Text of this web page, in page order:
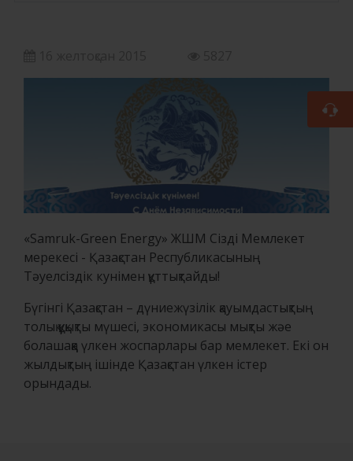
«Samruk-Green Energy» ЖШМ Сізді Мемлекет
мерекесі - Қазақстан Республикасының
Тәуелсіздік кунімен құттықтайды!
Бүгінгі Қазақстан – дүниежүзілік қауымдастықтың
толық құқықты мүшесі, экономикасы мықты жәе
болашаққа үлкен жоспарлары бар мемлекет. Екі он
жылдықтың ішінде Қазақстан үлкен істер
орындады.